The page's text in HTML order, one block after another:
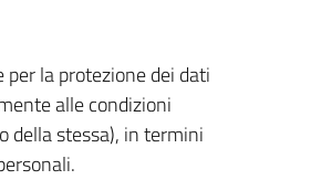
la protezione dei dati
alle condizioni
della stessa), in termini